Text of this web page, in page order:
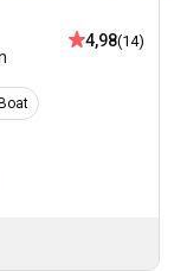
4,98(14)